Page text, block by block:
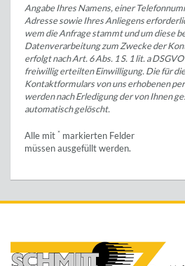
Angabe Ihres Namens, einer
Adresse sowie Ihres Anliegens
wem die Anfrage stammt und um diese
Datenverarbeitung zum Zwecke der
erfolgt nach Art. 6 Abs. 1 S. 1 lit. a
freiwillig erteilten Einwilligung. Die für
Kontaktformulars von uns erhobenen
werden nach Erledigung der von Ihnen
automatisch gelöscht.
Alle mit * markierten Felder
müssen ausgefüllt werden.